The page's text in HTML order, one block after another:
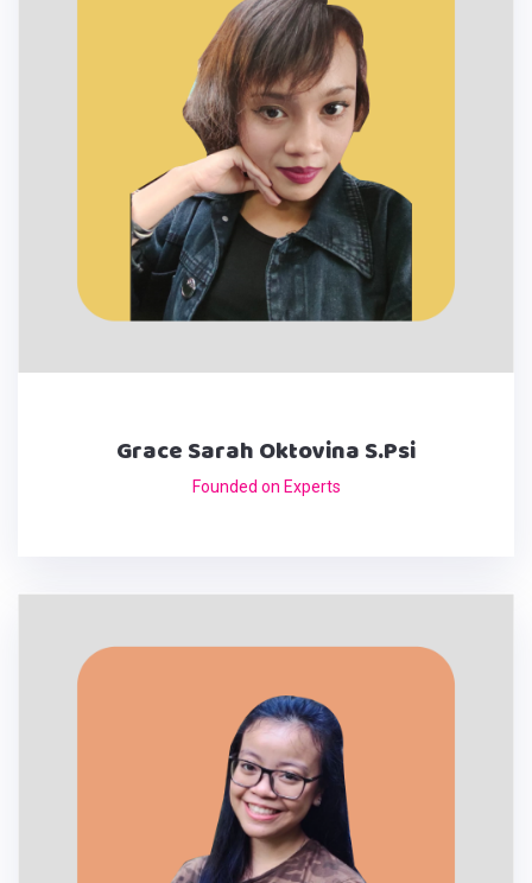
Grace Sarah Oktovina S.Psi
Founded on Experts